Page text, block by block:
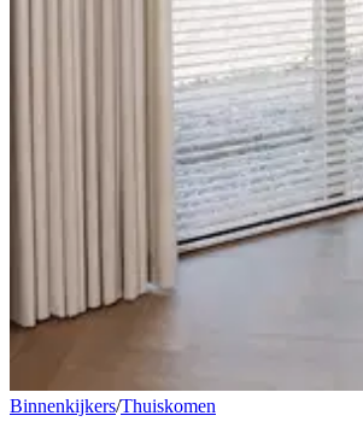
Binnenkijkers/Thuiskomen